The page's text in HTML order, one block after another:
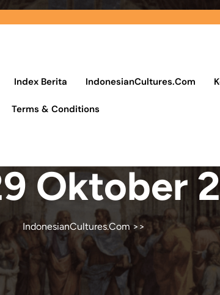
Index Berita IndonesianCultures.Com
Terms & Conditions
Oktober
IndonesianCultures.Com>>